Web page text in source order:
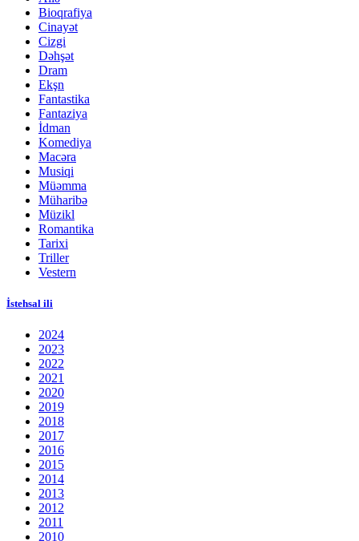
Bioqrafiya
Cinayət
Cizgi
Dəhşət
Dram
Ekşn
Fantastika
Fantaziya
İdman
Komediya
Macəra
Musiqi
Müəmma
Müharibə
Müzikl
Romantika
Tarixi
Triller
Vestern
İstehsal ili
2024
2023
2022
2021
2020
2019
2018
2017
2016
2015
2014
2013
2012
2011
2010